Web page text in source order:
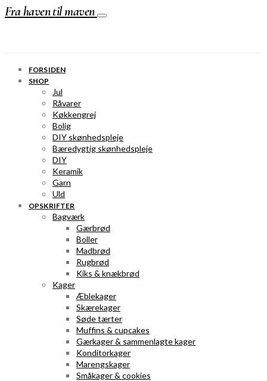
Fra haven til maven
FORSIDEN
SHOP
Jul
Råvarer
Køkkengrej
Bolig
DIY skønhedspleje
Bæredygtig skønhedspleje
DIY
Keramik
Garn
Uld
OPSKRIFTER
Bagværk
Gærbrød
Boller
Madbrød
Rugbrød
Kiks & knækbrød
Kager
Æblekager
Skærekager
Søde tærter
Muffins & cupcakes
Gærkager & sammenlagte kager
Konditorkager
Marengskager
Småkager & cookies